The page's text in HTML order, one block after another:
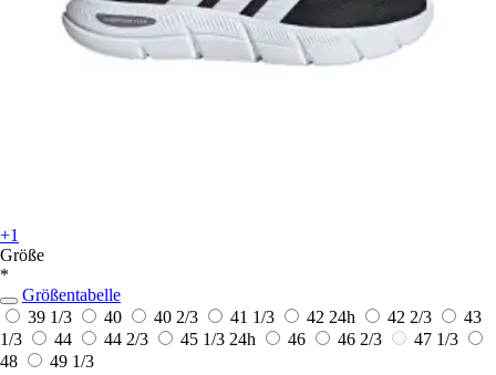
+1
Größe
*
Größentabelle
39 1/3
40 40 2/3 41 1/3 42 24h 42 2/3
43
1/3
44 44 2/3 45 1/3 24h 46 46 2/3
47 1/3
48
49 1/3